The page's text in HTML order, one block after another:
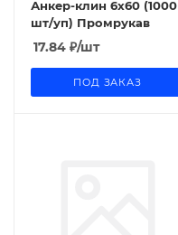
Анкер-клин 6x60 (1000
шт/уп) Промрукав
17.84 ₽/шт
ПОД ЗАКАЗ